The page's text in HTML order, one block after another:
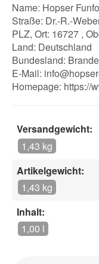
Name: Hopser
Straße: Dr.-R.-
PLZ, Ort: 16727 ,
Land: Deutschland
Bundesland:
E-Mail:
Homepage: https://
Versandgewicht:
1,43 kg
Artikelgewicht:
1,43 kg
Inhalt:
1,00 l